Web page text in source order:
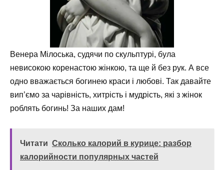
Венера Мілоська, судячи по скульптурі, була
невисокою коренастою жінкою, та ще й без рук. А все
одно вважається богинею краси і любові. Так давайте
вип’ємо за чарівність, хитрість і мудрість, які з жінок
роблять богинь! За наших дам!
Читати Сколько калорий в курице: разбор
калорийности популярных частей